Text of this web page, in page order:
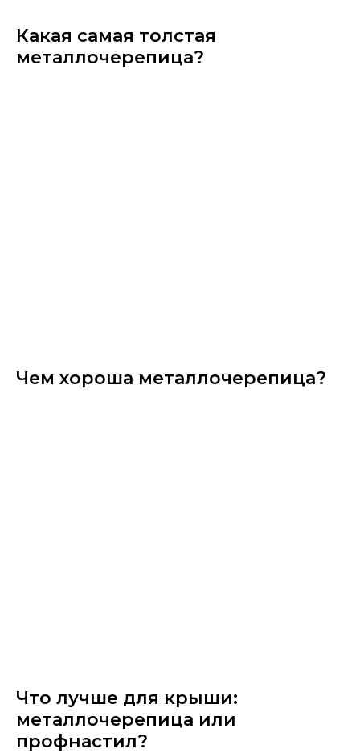
Какая самая толстая
металлочерепица?
Чем хороша металлочерепица?
Что лучше для крыши:
металлочерепица или
профнастил?